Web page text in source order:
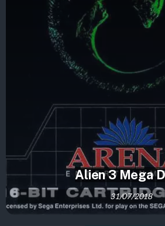
Alien 3 Mega
31/07/2018